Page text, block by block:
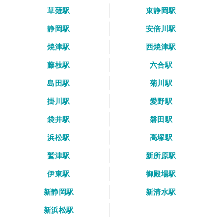
草薙駅
東静岡駅
静岡駅
安倍川駅
焼津駅
西焼津駅
藤枝駅
六合駅
島田駅
菊川駅
掛川駅
愛野駅
袋井駅
磐田駅
浜松駅
高塚駅
鷲津駅
新所原駅
伊東駅
御殿場駅
新静岡駅
新清水駅
新浜松駅